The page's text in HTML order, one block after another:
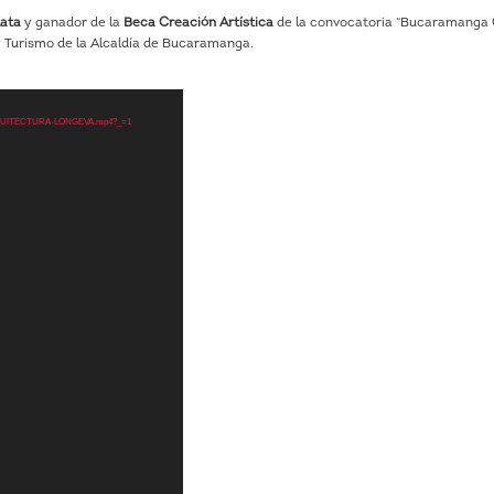
y ganador de la Beca Creación Artísticade la convocatoria “Bucaramanga
de la Alcaldía de Bucaramanga.
LONGEVA.mp4?_=1